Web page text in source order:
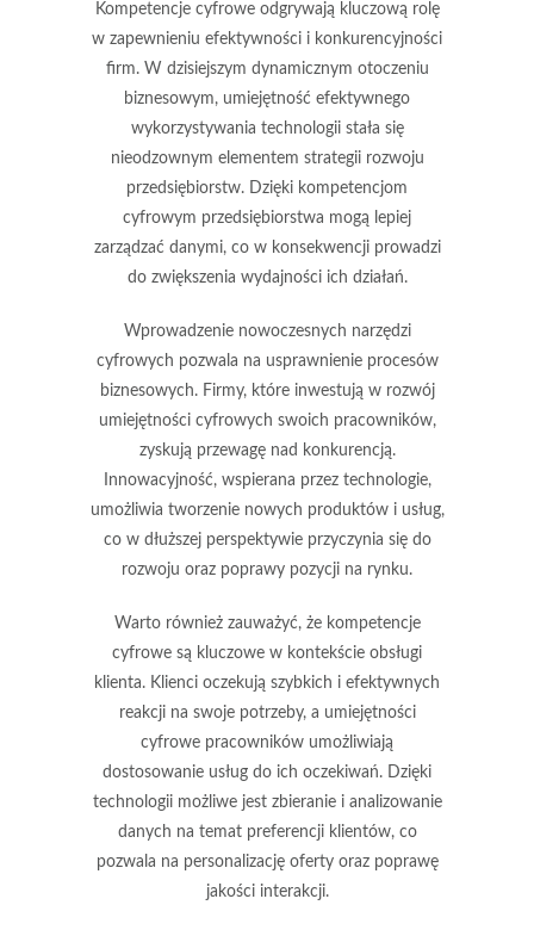
Kompetencje cyfrowe odgrywają kluczową rolę
w zapewnieniu efektywności i konkurencyjności
firm. W dzisiejszym dynamicznym otoczeniu
biznesowym, umiejętność efektywnego
wykorzystywania technologii stała się
nieodzownym elementem strategii rozwoju
przedsiębiorstw. Dzięki kompetencjom
cyfrowym przedsiębiorstwa mogą lepiej
zarządzać danymi, co w konsekwencji prowadzi
do zwiększenia wydajności ich działań.
Wprowadzenie nowoczesnych narzędzi
cyfrowych pozwala na usprawnienie procesów
biznesowych. Firmy, które inwestują w rozwój
umiejętności cyfrowych swoich pracowników,
zyskują przewagę nad konkurencją.
Innowacyjność, wspierana przez technologie,
umożliwia tworzenie nowych produktów i usług,
co w dłuższej perspektywie przyczynia się do
rozwoju oraz poprawy pozycji na rynku.
Warto również zauważyć, że kompetencje
cyfrowe są kluczowe w kontekście obsługi
klienta. Klienci oczekują szybkich i efektywnych
reakcji na swoje potrzeby, a umiejętności
cyfrowe pracowników umożliwiają
dostosowanie usług do ich oczekiwań. Dzięki
technologii możliwe jest zbieranie i analizowanie
danych na temat preferencji klientów, co
pozwala na personalizację oferty oraz poprawę
jakości interakcji.